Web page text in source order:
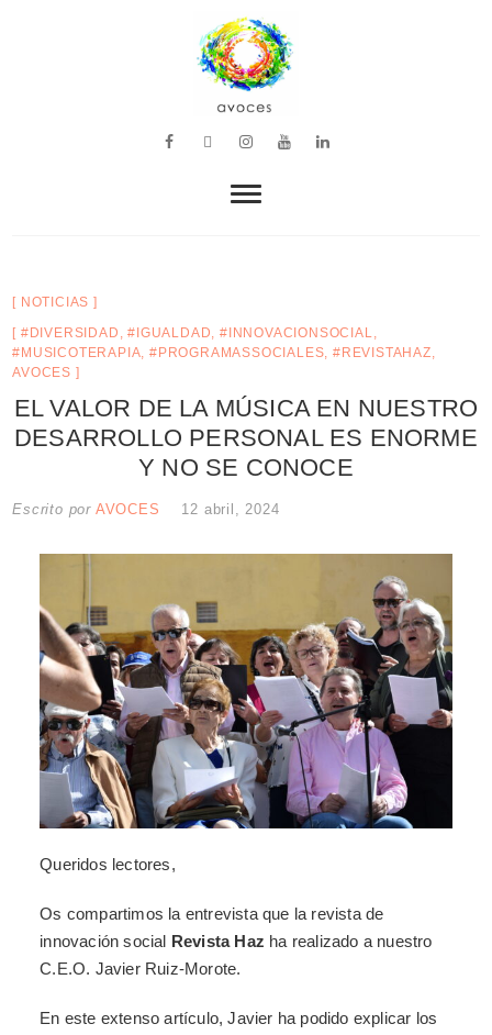
avoces
NOTICIAS
#DIVERSIDAD ,#IGUALDAD,#INNOVACIONSOCIAL,
#MUSICOTERAPIA,#PROGRAMASSOCIALES,#REVISTAHAZ,
AVOCES
EL VALOR DE LA MÚSICA EN NUESTRO
DESARROLLO PERSONAL ES ENORME
Y NO SE CONOCE
Escrito por AVOCES 12 abril, 2024
Queridos lectores,
Os compartimos la entrevista que la revista de
innovación social Revista Haz ha realizado a nuestro
C.E.O. Javier Ruiz-Morote.
En este extenso artículo, Javier ha podido explicar los